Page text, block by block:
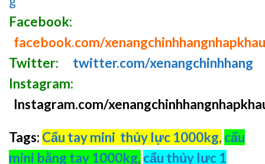
Facebook:
facebook.com/xenangchinhhangnhapkhau
Twitter:
twitter.com/xenangchinhhang
Instagram:
Instagram.com/
Tags: Cẩu tay mini thủy lực 1000kg, cẩu
mini bằng tay 1000kg, cẩu thủy lực 1